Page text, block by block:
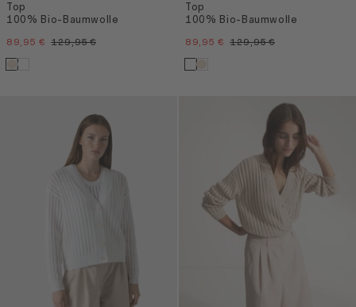
Top
100% Bio-Baumwolle
89,95 € 129,95 €
Top
100% Bio-Baumwolle
89,95 € 129,95 €